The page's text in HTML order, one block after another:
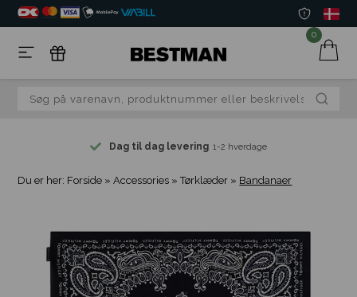
0
Dag til dag levering 1-2 hverdage
Du er her: Forside »Accessories »Tørklæder » Bandanaer